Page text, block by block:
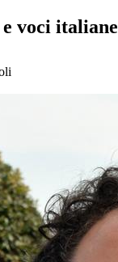
voci italiane